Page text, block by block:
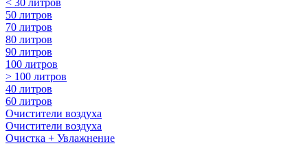
< 30 литров
50 литров
70 литров
80 литров
90 литров
100 литров
> 100 литров
40 литров
60 литров
Очистители воздуха
Очистители воздуха
Очистка + Увлажнение